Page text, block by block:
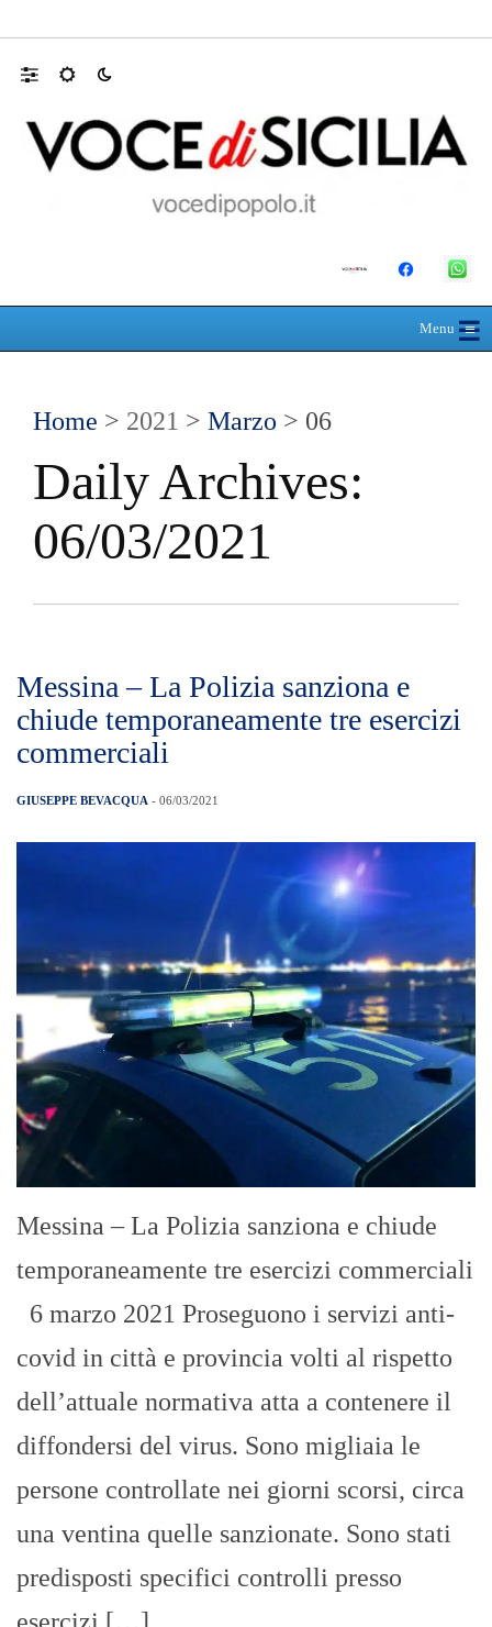
Menu≡
☰
Home > 2021 > Marzo > 06
Daily Archives:
06/03/2021
Messina – La Polizia sanziona e
chiude temporaneamente tre esercizi
commerciali
GIUSEPPE BEVACQUA - 06/03/2021
Messina – La Polizia sanziona e chiude
temporaneamente tre esercizi commerciali
6 marzo 2021 Proseguono i servizi anti-
covid in città e provincia volti al rispetto
dell’attuale normativa atta a contenere il
diffondersi del virus. Sono migliaia le
persone controllate nei giorni scorsi, circa
una ventina quelle sanzionate. Sono stati
predisposti specifici controlli presso